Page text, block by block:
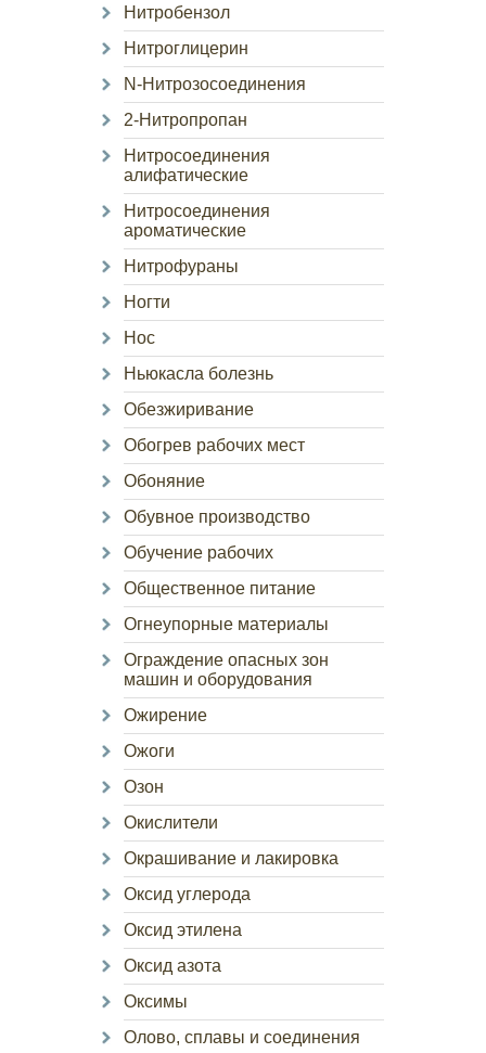
Нитробензол
Нитроглицерин
N-Нитрозосоединения
2-Нитропропан
Нитросоединения
алифатические
Нитросоединения
ароматические
Нитрофураны
Ногти
Нос
Ньюкасла болезнь
Обезжиривание
Обогрев рабочих мест
Обоняние
Обувное производство
Обучение рабочих
Общественное питание
Огнеупорные материалы
Ограждение опасных зон
машин и оборудования
Ожирение
Ожоги
Озон
Окислители
Окрашивание и лакировка
Оксид углерода
Оксид этилена
Оксид азота
Оксимы
Олово, сплавы и соединения